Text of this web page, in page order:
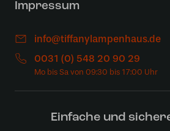
Impressum
info@tiffanylampenhaus.de
0031 (0) 548 20 90 29
Einfache und